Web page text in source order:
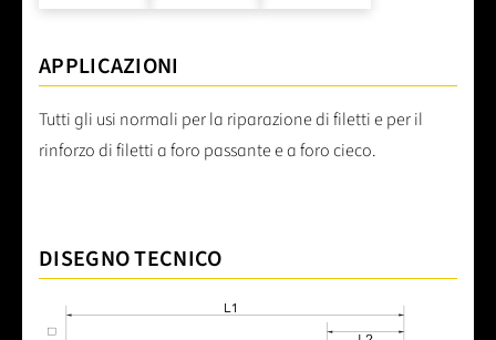
APPLICAZIONI
Tutti gli usi normali per la riparazione di filetti e per il
rinforzo di filetti a foro passante e a foro cieco.
DISEGNO TECNICO